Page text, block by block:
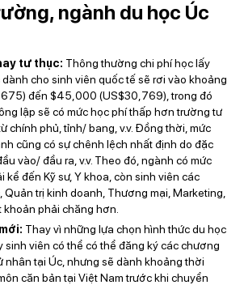
ngành du học Úc
tư thục: Thông thường chi phí học lấy
cho sinh viên quốc tế sẽ rơi vào khoảng
đến $45,000 (US$30,769), trong đó
lập sẽ có mức học phí thấp hơn trường tư
chính phủ, tỉnh/ bang, v.v. Đồng thời, mức
cũng có sự chênh lệch nhất định do đặc
vào/ đầu ra, v.v. Theo đó, ngành có mức
kể đến Kỹ sư, Y khoa, còn sinh viên các
Quản trị kinh doanh, Thương mại, Marketing,
khoản phải chăng hơn.
Thay vì những lựa chọn hình thức du học
sinh viên có thể có thể đăng ký các chương
nhân tại Úc, nhưng sẽ dành khoảng thời
căn bản tại Việt Nam trước khi chuyển